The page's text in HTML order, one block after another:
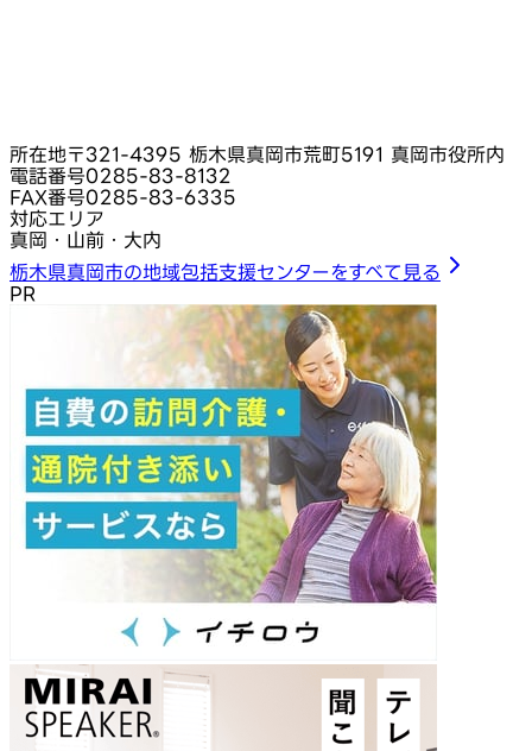
所在地〒321-4395 栃木県真岡市荒町5191 真岡市役所内
電話番号0285-83-8132
FAX番号0285-83-6335
対応エリア
真岡・山前・大内
栃木県真岡市の地域包括支援センターをすべて見る
PR